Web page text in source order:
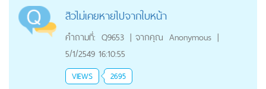
สิวไม่เคยหายไปจากใบหน้า
คำถามที่: Q9653 | จากคุณ Anonymous |
5/1/2549 16:10:55
VIEWS 2695